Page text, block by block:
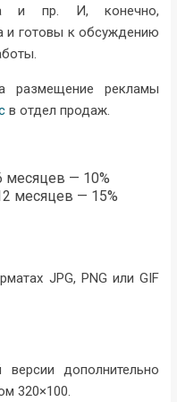
и пр. И, конечно,
и готовы к обсуждению
размещение рекламы
в отдел продаж.
месяцев — 10%
месяцев — 15%
JPG, PNG или GIF
дополнительно
320×100.